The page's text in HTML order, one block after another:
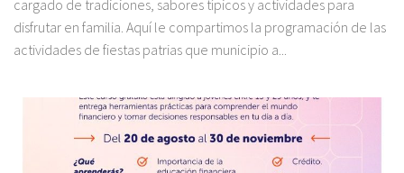
cargado de tradiciones, sabores típicos y actividades para
disfrutar en familia. Aquí le compartimos la programación de las
actividades de fiestas patrias que municipio a...